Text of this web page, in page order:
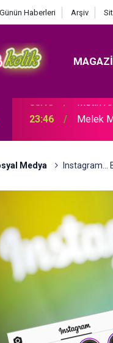
Günün Haberleri Arşiv
23:46 Melek
Medya Instagram...